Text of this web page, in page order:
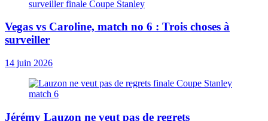
Vegas vs Caroline, match no 6 : Trois choses à
surveiller
14 juin 2026
Jérémy Lauzon ne veut pas de regrets